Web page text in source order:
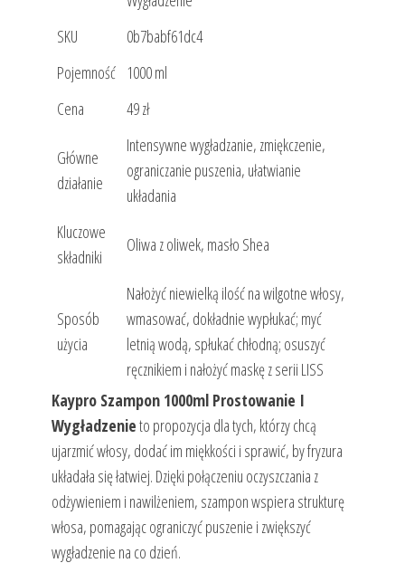
SKU
0b7babf61dc4
Pojemność 1000 ml
Cena
49 zł
Główne
działanie
Intensywne wygładzanie, zmiękczenie,
ograniczanie puszenia, ułatwianie
układania
Kluczowe
składniki
Oliwa z oliwek, masło Shea
Sposób
użycia
Nałożyć niewielką ilość na wilgotne włosy,
wmasować, dokładnie wypłukać; myć
letnią wodą, spłukać chłodną; osuszyć
ręcznikiem i nałożyć maskę z serii LISS
Kaypro Szampon 1000ml Prostowanie I
Wygładzenieto propozycja dla tych, którzy chcą
ujarzmić włosy, dodać im miękkości i sprawić, by fryzura
układała się łatwiej. Dzięki połączeniu oczyszczania z
odżywieniem i nawilżeniem, szampon wspiera strukturę
włosa, pomagając ograniczyć puszenie i zwiększyć
wygładzenie na co dzień.